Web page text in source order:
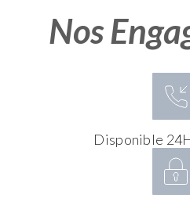
Nos
Disponible